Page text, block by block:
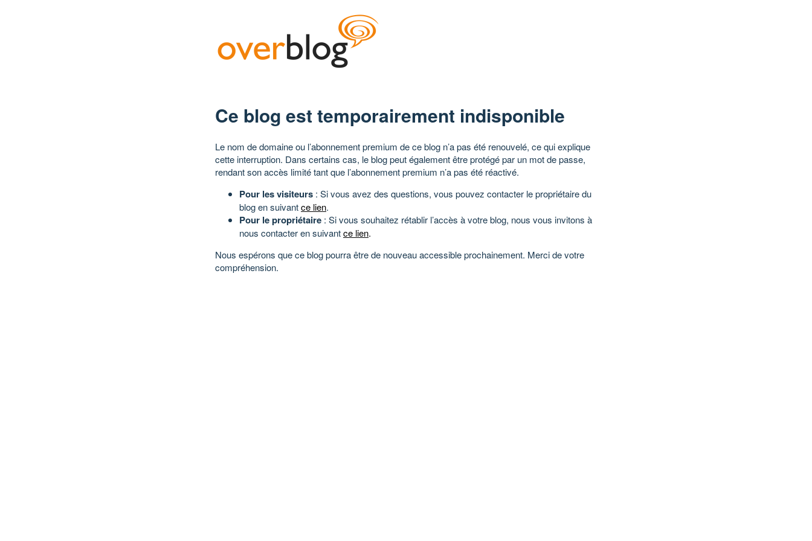
Ce blog est temporairement indisponible
Le nom de domaine ou l’abonnement premium de ce blog n’a pas été renouvelé, ce qui explique
cette interruption. Dans certains cas, le blog peut également être protégé par un mot de passe,
rendant son accès limité tant que l’abonnement premium n’a pas été réactivé.
Pour les visiteurs : Si vous avez des questions, vous pouvez contacter le propriétaire du
blog en suivantce lien.
Pour le propriétaire : Si vous souhaitez rétablir l’accès à votre blog, nous vous invitons à
nous contacter en suivantce lien.
Nous espérons que ce blog pourra être de nouveau accessible prochainement. Merci de votre
compréhension.